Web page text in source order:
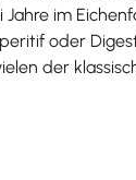
im
oder
der